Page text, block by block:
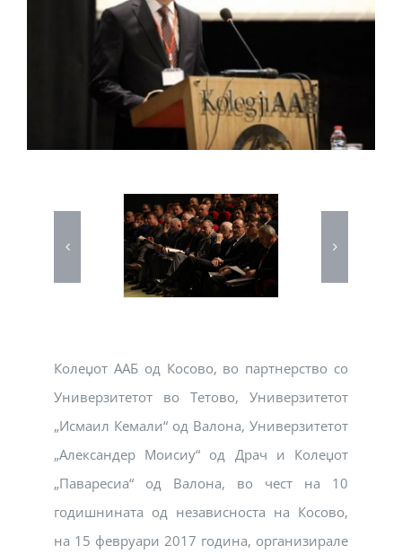
Колеџот ААБ од Косово, во партнерство со
Универзитетот во Тетово, Универзитетот
„Исмаил Кемали“ од Валона, Универзитетот
„Александер Моисиу“ од Драч и Колеџот
„Паваресиа“ од Валона, во чест на 10
годишнината од независноста на Косово,
на 15 февруари 2017 година, организирале